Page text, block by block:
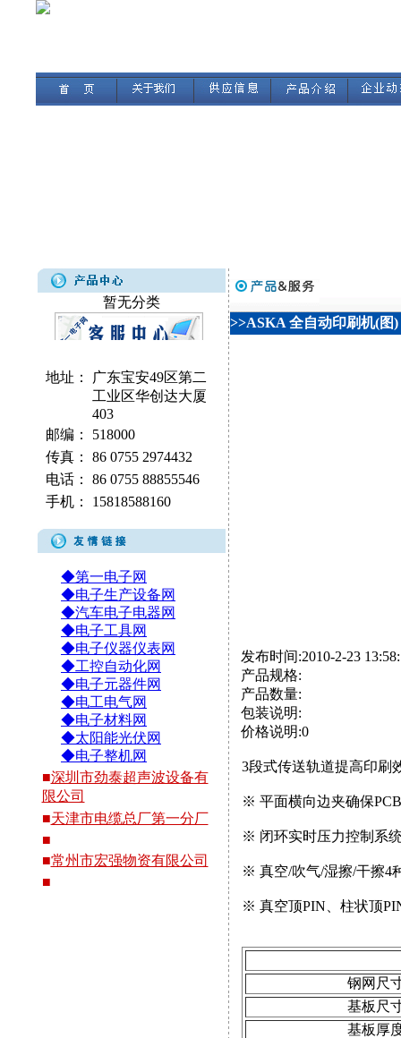
暂无分类
地址：
广东宝安49区第二
工业区华创达大厦
403
邮编：
518000
传真：
86 0755 2974432
电话：
86 0755 88855546
手机：
15818588160
◆第一电子网
◆电子生产设备网
◆汽车电子电器网
◆电子工具网
◆电子仪器仪表网
◆工控自动化网
◆电子元器件网
◆电工电气网
◆电子材料网
◆太阳能光伏网
◆电子整机网
■深圳市劲泰超声波设备有
限公司
■天津市电缆总厂第一分厂
■
■常州市宏强物资有限公司
■
>>ASKA 全自动印刷机(图)
发布时间:2010-2-23
产品规格:
产品数量:
包装说明:
价格说明:0
3段式传送轨道提高印刷
※ 平面横向边夹确保
※ 闭环实时压力控制系
※ 真空/吹气/湿擦/干擦4
※ 真空顶PIN、柱状顶
钢网尺
基板尺
基板厚